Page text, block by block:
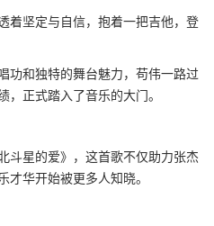
坚定与自信，抱着一把吉他，登
和独特的舞台魅力，苟伟一路过
正式踏入了音乐的大门。
星的爱》，这首歌不仅助力张杰
华开始被更多人知晓。